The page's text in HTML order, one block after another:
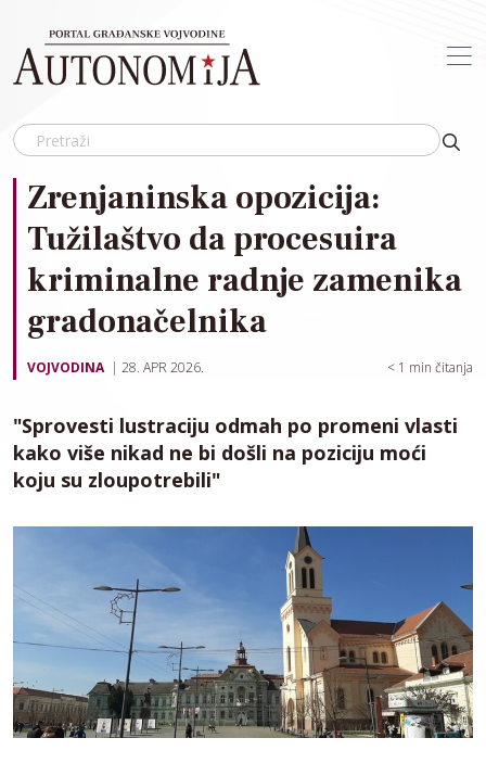
Zrenjaninska opozicija:
Tužilaštvo da procesuira
kriminalne radnje zamenika
gradonačelnika
VOJVODINA 28. APR 2026. < 1 min čitanja
"Sprovesti lustraciju odmah po promeni vlasti
kako više nikad ne bi došli na poziciju moći
koju su zloupotrebili"